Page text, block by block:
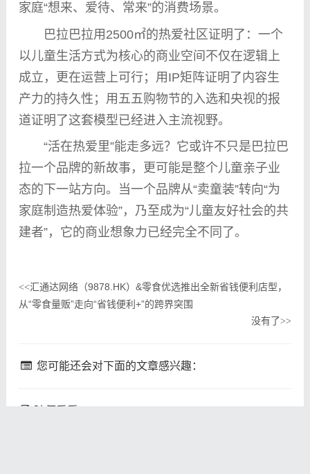
家庭“想来、爱待、常来”的消费场景。
巴拉巴拉用2500㎡的热爱社区证明了：一个
以儿童生活方式为核心的商业空间不仅在逻辑上
成立，更在运营上可行；用IP矩阵证明了内容生
产力的持久性 ；用五五购物节的入选和 央视的报
道证明了这套模型已经进入主流视野。
“活在热爱里”能走多远？它或许不只是巴拉巴
拉一个品牌的新故事，更可能是整个儿童亲子业
态的下一站方向。当一个品牌从“卖童装”转向“为
家庭制造热爱体验”，乃至成为“儿童友好社会的共
建者”，它的商业想象力已经完全不同了。
<<汇通达网络（9878.HK）&零食优选推出全新省钱便利店型，
从“零食量贩”走向“省钱便利+”的跨界突围
没有了>>
您可能还会对下面的文章感兴趣：